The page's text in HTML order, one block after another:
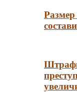
Размер